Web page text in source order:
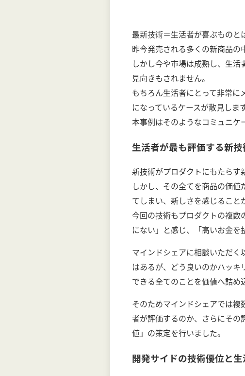
最新技術＝生活者が喜ぶものと
昨今発売される多くの新商品の
しかし今や市場は成熟し、生
見向きもされません。
もちろん生活者にとって非常
になっているケースが散見します
本事例はそのようなコミュニケ
生活者が最も評価する新
新技術がプロダクトにもたらす
しかし、その全てを商品の価
てしまい、新しさを感じること
今回の技術もプロダクトの複
にない」と感じ、「高いお金を
マインドシェアに相談いただ
はあるが、どう良いのかハッ
できる全てのことを価値へ詰め
そのためマインドシェアでは
者が評価するのか、さらにそ
値」の策定を行いました。
開発サイドの技術優位と